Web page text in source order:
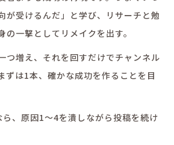
が受けるんだ」と学び、リサーチと勉
の一撃としてリメイクを出す。
つ増え、それを回すだけでチャンネル
ずは1本、確かな成功を作ることを目
、原因1〜4を潰しながら投稿を続け